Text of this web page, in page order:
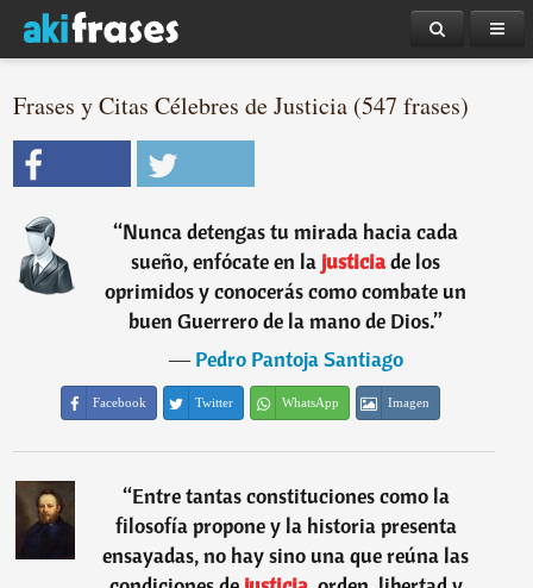
Frases y Citas Célebres de Justicia (547 frases)
“Nunca detengas tu mirada hacia cada
sueño, enfócate en la justiciade los
oprimidos y conocerás como combate un
buen Guerrero de la mano de Dios.”
―Pedro Pantoja Santiago
Facebook Twitter WhatsApp Imagen
“Entre tantas constituciones como la
filosofía propone y la historia presenta
ensayadas, no hay sino una que reúna las